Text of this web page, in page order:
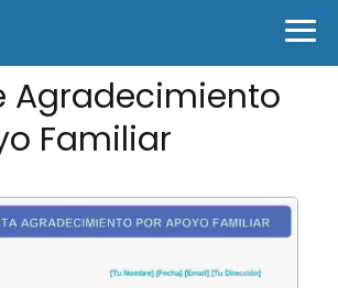
0%
Agradecimiento
Familiar